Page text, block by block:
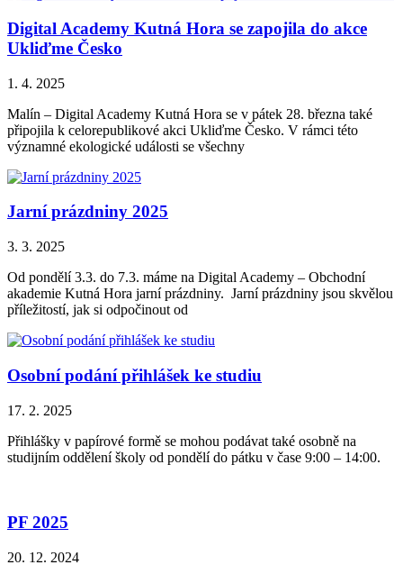
Digital Academy Kutná Hora se zapojila do akce
Ukliďme Česko
1. 4. 2025
Malín – Digital Academy Kutná Hora se v pátek 28. března také
připojila k celorepublikové akci Ukliďme Česko. V rámci této
významné ekologické události se všechny
Jarní prázdniny 2025
3. 3. 2025
Od pondělí 3.3. do 7.3. máme na Digital Academy – Obchodní
akademie Kutná Hora jarní prázdniny. Jarní prázdniny jsou skvělou
příležitostí, jak si odpočinout od
Osobní podání přihlášek ke studiu
17. 2. 2025
Přihlášky v papírové formě se mohou podávat také osobně na
studijním oddělení školy od pondělí do pátku v čase 9:00 – 14:00.
PF 2025
20. 12. 2024